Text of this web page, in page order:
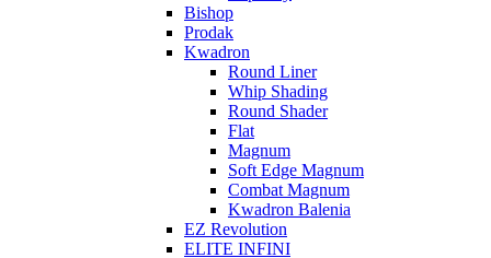
Bishop
Prodak
Kwadron
Round Liner
Whip Shading
Round Shader
Flat
Magnum
Soft Edge Magnum
Combat Magnum
Kwadron Balenia
EZ Revolution
ELITE INFINI